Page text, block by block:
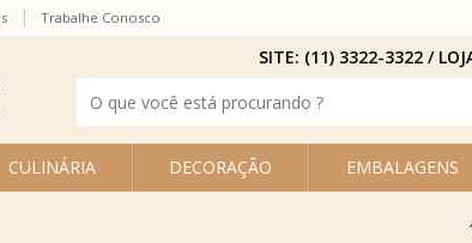
CULINÁRIA DECORAÇÃO EMBALAGENS
Trabalhe Conosco
SITE: (11) 3322-3322 /